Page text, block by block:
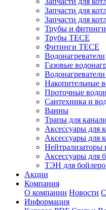
Запчасти для
Запчасти для
Трубы и фитинги
Трубы TECE
Фитинги TECE
Водонагреватели
Газовые
Накопительные
Проточные
Сантехника и
Ванны
Трапы для
Аксессуары для
Аксессуары для
Нейтрализаторы
Аксессуары для
ТЭН для
Акции
Компания
О компании Новости
Информация